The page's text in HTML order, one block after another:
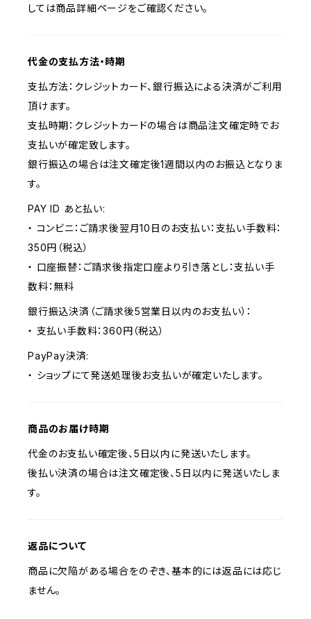
しては商品詳細ページをご確認ください。
代金の支払方法・時期
支払方法：クレジットカード、銀行振込による決済がご利用
頂けます。
支払時期：クレジットカードの場合は商品注文確定時でお
支払いが確定致します。
銀行振込の場合は注文確定後1週間以内のお振込となりま
す。
PAY ID あと払い:
・ コンビニ：ご請求後翌月10日のお支払い：支払い手数料：
350円（税込）
・ 口座振替：ご請求後指定口座より引き落とし：支払い手
数料：無料
銀行振込決済（ご請求後5営業日以内のお支払い）：
・ 支払い手数料：360円（税込）
PayPay決済:
・ ショップにて発送処理後お支払いが確定いたします。
商品のお届け時期
代金のお支払い確定後、5日以内に発送いたします。
後払い決済の場合は注文確定後、5日以内に発送いたしま
す。
返品について
商品に欠陥がある場合をのぞき、基本的には返品には応じ
ません。